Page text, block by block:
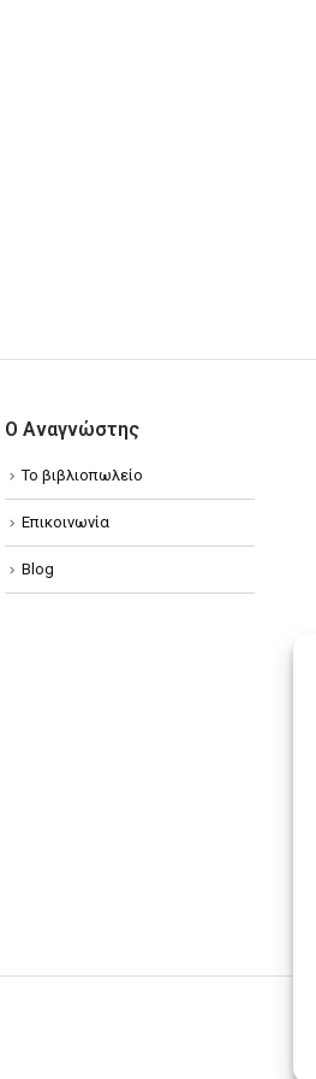
Ο Αναγνώστης
Το βιβλιοπωλείο
Επικοινωνία
Blog